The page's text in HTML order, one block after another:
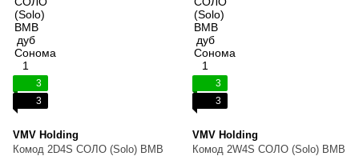
3
3
VMV Holding
Комод 2D4S СОЛО (Solo) ВМВ
3
3
VMV Holding
Комод 2W4S СОЛО (Solo) ВМВ